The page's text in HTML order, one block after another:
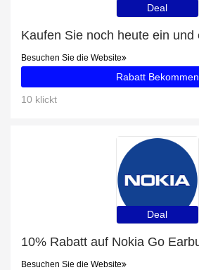
Deal
Besuchen Sie die Website
Rabatt Bekommen
10 klickt
Deal
Besuchen Sie die Website